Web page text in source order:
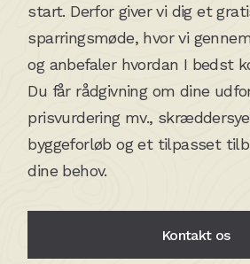
start. Derfor giver vi dig et
sparringsmøde, hvor vi
og anbefaler hvordan I bedst
Du får rådgivning om dine
prisvurdering mv.,
byggeforløb og et tilpasset
dine behov.
Kontakt os